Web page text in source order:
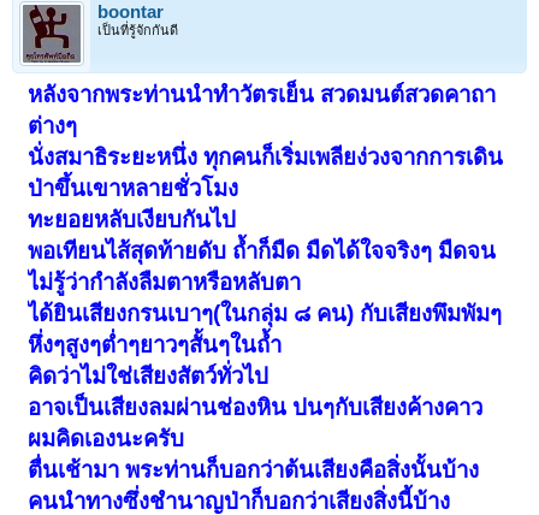
boontar
เป็นที่รู้จักกันดี
หลังจากพระท่านนำทำวัตรเย็น สวดมนต์สวดคาถา
ต่างๆ
นั่งสมาธิระยะหนึ่ง ทุกคนก็เริ่มเพลียง่วงจากการเดิน
ป่าขึ้นเขาหลายชั่วโมง
ทะยอยหลับเงียบกันไป
พอเทียนไส้สุดท้ายดับ ถ้ำก็มืด มืดได้ใจจริงๆ มืดจน
ไม่รู้ว่ากำลังลืมตาหรือหลับตา
ได้ยินเสียงกรนเบาๆ(ในกลุ่ม ๘ คน) กับเสียงพึมพัมๆ
หึ่งๆสูงๆต่ำๆยาวๆสั้นๆในถ้ำ
คิดว่าไม่ใช่เสียงสัตว์ทั่วไป
อาจเป็นเสียงลมผ่านช่องหิน ปนๆกับเสียงค้างคาว
ผมคิดเองนะครับ
ตื่นเช้ามา พระท่านก็บอกว่าต้นเสียงคือสิ่งนั้นบ้าง
คนนำทางซึ่งชำนาญป่าก็บอกว่าเสียงสิ่งนี้บ้าง